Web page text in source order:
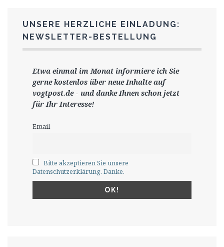
UNSERE HERZLICHE EINLADUNG:
NEWSLETTER-BESTELLUNG
Etwa einmal im Monat informiere ich Sie
gernekostenlos über neue Inhalte auf
vogtpost.de- und danke Ihnen schon jetzt
für Ihr Interesse!
Email
Bitte akzeptieren Sie unsere
Datenschutzerklärung. Danke.